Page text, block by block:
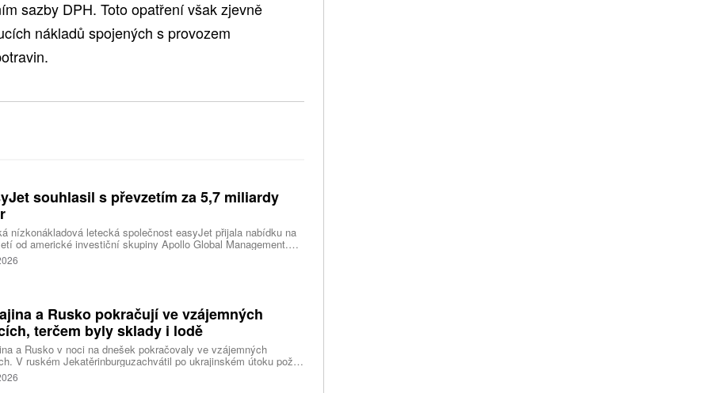
sazby DPH. Toto opatření však zjevně
nákladů spojených s provozem
souhlasil s převzetím za 5,7 miliardy
nízkonákladová letecká společnost easyJet přijala nabídku na
od americké investiční skupiny Apollo Global Management.
oceňuje aerolinku na 5,7 miliardy liber, tedy přibližně 162
korun.
a Rusko pokračují ve vzájemných
terčem byly sklady i lodě
a Rusko v noci na dnešek pokračovaly ve vzájemných
V ruském Jekatěrinburguzachvátil po ukrajinském útoku požár
centrum ruského internetového prodejce Wildberries.
o tom informovala bez podrobností na síti Telegram.